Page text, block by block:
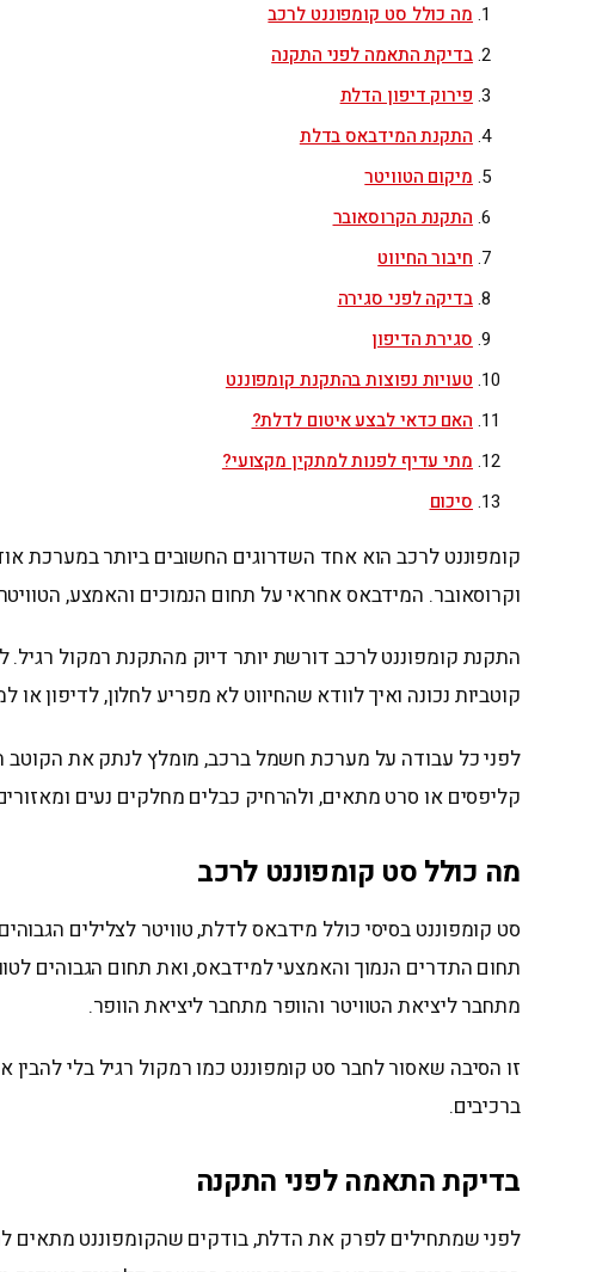
מה כולל סט קומפוננט לרכב
בדיקת התאמה לפני התקנה
פירוק דיפון הדלת
התקנת המידבאס בדלת
מיקום הטוויטר
התקנת הקרוסאובר
חיבור החיווט
בדיקה לפני סגירה
סגירת הדיפון
טעויות נפוצות בהתקנת קומפוננט
האם כדאי לבצע איטום לדלת?
מתי עדיף לפנות למתקין מקצועי?
סיכום
קומפוננט לרכב הוא אחד השדרוגים החשובים ביותר במערכת
וקרוסאובר. המידבאס אחראי על תחום הנמוכים והאמצע,
התקנת קומפוננט לרכב דורשת יותר דיוק מהתקנת רמקול
קוטביות נכונה ואיך לוודא שהחיווט לא מפריע לחלון, לדיפון או
קליפסים או סרט מתאים, ולהרחיק כבלים מחלקים נעים
מה כולל סט קומפוננט לרכב
סט קומפוננט בסיסי כולל מידבאס לדלת, טוויטר לצלילים
מתחבר ליציאת הטוויטר והוופר מתחבר ליציאת הוופר.
זו הסיבה שאסור לחבר סט קומפוננט כמו רמקול רגיל בלי להבין
ברכיבים.
בדיקת התאמה לפני התקנה
לפני שמתחילים לפרק את הדלת, בודקים שהקומפוננט מתאים